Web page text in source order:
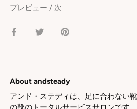
プレビュー / 次
facebookTwitterpinterest
About andsteady
アンド・ステディは、足に合わない